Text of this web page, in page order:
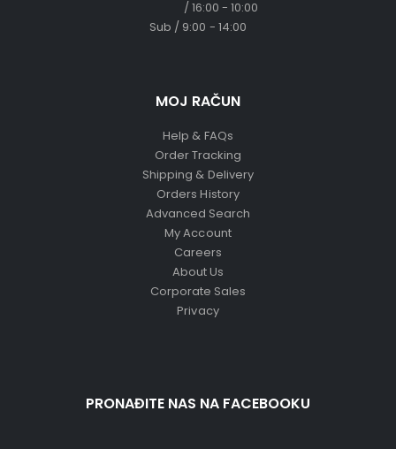
/ 16:00 - 10:00
Sub / 9:00 - 14:00
MOJ RAČUN
Help & FAQs
Order Tracking
Shipping & Delivery
Orders History
Advanced Search
My Account
Careers
About Us
Corporate Sales
Privacy
PRONAĐITE NAS NA FACEBOOKU